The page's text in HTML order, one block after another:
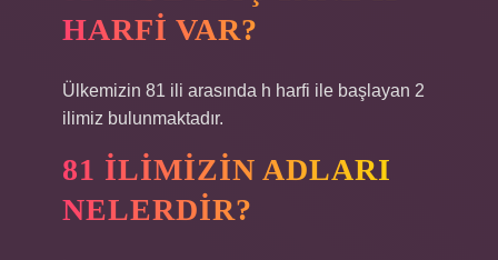
HARFI VAR?
Ülkemizin 81 ili arasında h harfi ile başlayan 2
ilimiz bulunmaktadır.
81 ILIMIZIN ADLARI
NELERDIR?